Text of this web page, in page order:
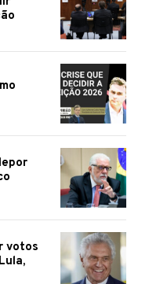
votos